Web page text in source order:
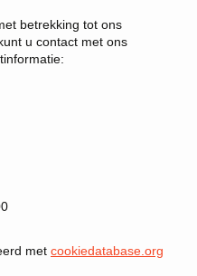
betrekking tot ons
u contact met ons
met cookiedatabase.org